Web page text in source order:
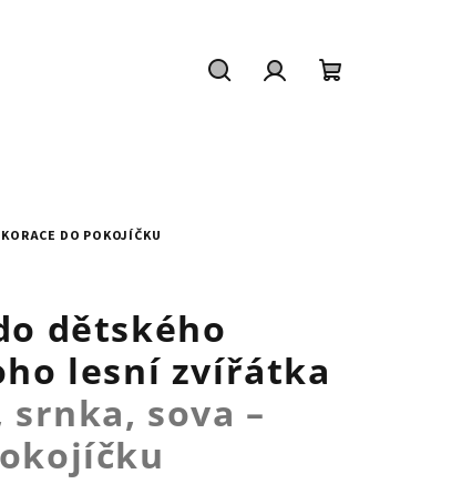
DO POKOJÍČKU
dětského
lesní zvířátka
srnka, sova –